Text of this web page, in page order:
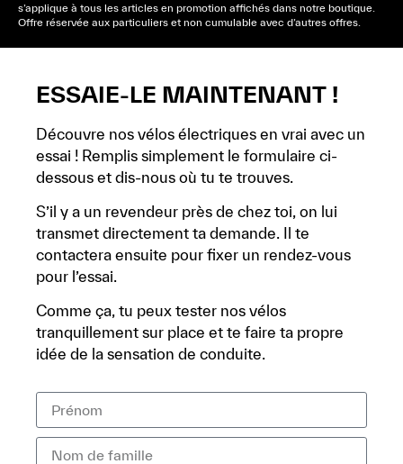
s’applique à tous les articles en promotion affichés dans notre boutique.
Offre réservée aux particuliers et non cumulable avec d’autres offres.
ESSAIE-LE MAINTENANT !
Découvre nos vélos électriques en vrai avec un
essai ! Remplis simplement le formulaire ci-
dessous et dis-nous où tu te trouves.
S’il y a un revendeur près de chez toi, on lui
transmet directement ta demande. Il te
contactera ensuite pour fixer un rendez-vous
pour l’essai.
Comme ça, tu peux tester nos vélos
tranquillement sur place et te faire ta propre
idée de la sensation de conduite.